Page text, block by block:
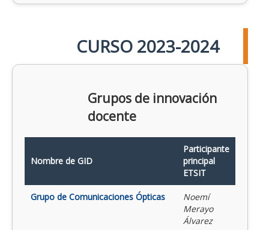
CURSO 2023-2024
Grupos de innovación
docente
Nombre de GID
Participante
principal
ETSIT
Grupo de Comunicaciones Ópticas
Noemí
Merayo
Álvarez